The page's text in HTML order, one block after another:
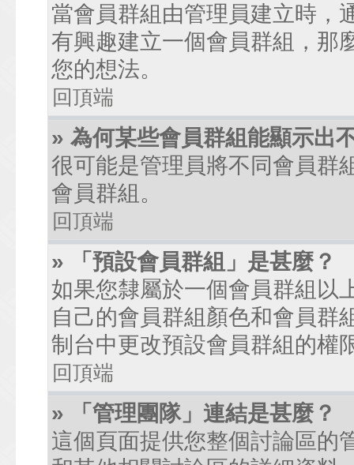
當會員群組由管理員建立時，
有興趣建立一個會員群組，那
您的想法。
回頂端
» 為何某些會員群組能顯示出
很可能是管理員將不同會員群
會員群組。
回頂端
» 「預設會員群組」是甚麼？
如果您隸屬於一個會員群組以
自己的會員群組顏色和會員群
制台中更改預設會員群組的權
回頂端
» 「管理團隊」連結是甚麼？
這個頁面提供您整個討論區的